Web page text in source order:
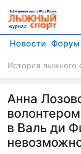
Новости Форум
История лыжного
Анна
в Валь ди